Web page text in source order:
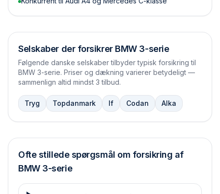
Selskaber der forsikrer BMW 3-serie
Følgende danske selskaber tilbyder typisk forsikring til
BMW 3-serie. Priser og dækning varierer betydeligt —
sammenlign altid mindst 3 tilbud.
Tryg Topdanmark If Codan Alka
Ofte stillede spørgsmål om forsikring af
BMW 3-serie